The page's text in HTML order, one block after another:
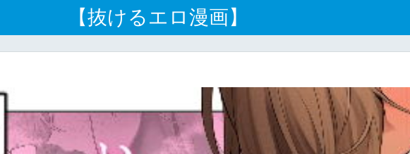
【抜けるエロ漫画】